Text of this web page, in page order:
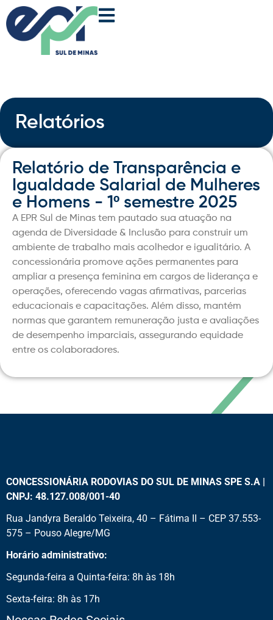
Relatórios
Relatório de Transparência e
Igualdade Salarial de Mulheres
e Homens - 1º semestre 2025
A EPR Sul de Minas tem pautado sua atuação na
agenda de Diversidade & Inclusão para construir um
ambiente de trabalho mais acolhedor e igualitário. A
concessionária promove ações permanentes para
ampliar a presença feminina em cargos de liderança e
operações, oferecendo vagas afirmativas, parcerias
educacionais e capacitações. Além disso, mantém
normas que garantem remuneração justa e avaliações
de desempenho imparciais, assegurando equidade
entre os colaboradores.
CONCESSIONÁRIA RODOVIAS DO SUL DE MINAS SPE S.A |
CNPJ: 48.127.008/001-40
Rua Jandyra Beraldo Teixeira, 40 – Fátima II – CEP 37.553-
575 – Pouso Alegre/MG
Horário administrativo:
Segunda-feira a Quinta-feira: 8h às 18h
Sexta-feira: 8h às 17h